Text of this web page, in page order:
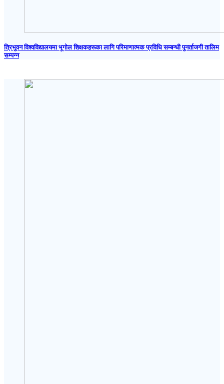
त्रिभुवन विश्वविद्यालयमा भूगोल शिक्षकहरूका लागि परिमाणात्मक प्रविधि सम्बन्धी पुनर्ताजगी तालिम
सम्पन्न